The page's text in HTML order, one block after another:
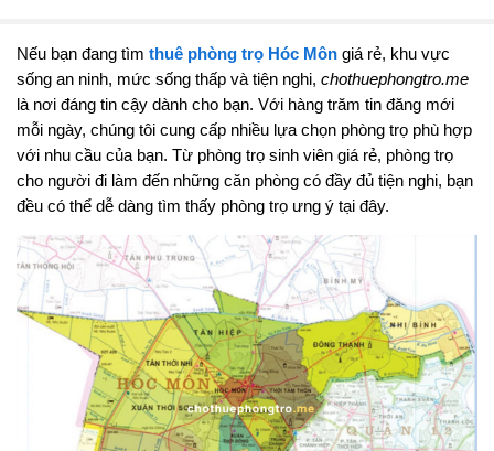
Nếu bạn đang tìm thuê phòng trọ Hóc Môn giá rẻ, khu vực
sống an ninh, mức sống thấp và tiện nghi, chothuephongtro.me
là nơi đáng tin cậy dành cho bạn. Với hàng trăm tin đăng mới
mỗi ngày, chúng tôi cung cấp nhiều lựa chọn phòng trọ phù hợp
với nhu cầu của bạn. Từ phòng trọ sinh viên giá rẻ, phòng trọ
cho người đi làm đến những căn phòng có đầy đủ tiện nghi, bạn
đều có thể dễ dàng tìm thấy phòng trọ ưng ý tại đây.